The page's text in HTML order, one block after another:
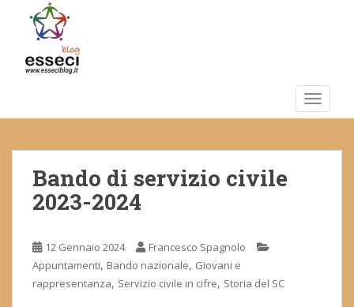
m
Bando di servizio civile
2023-2024
12 Gennaio 2024
Francesco Spagnolo
Appuntamenti, Bando nazionale, Giovani e
rappresentanza, Servizio civile in cifre, Storia del SC